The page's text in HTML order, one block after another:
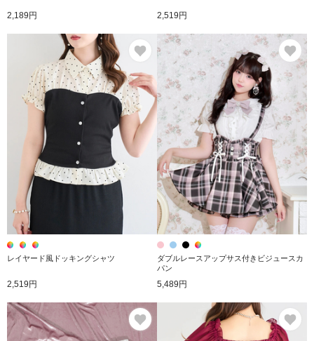
2,189円 2,519円
お気に入り
レイヤード風ドッキングシャツ
2,519円
ダブルレースアップサス付きビジュースカ
パン
5,489円